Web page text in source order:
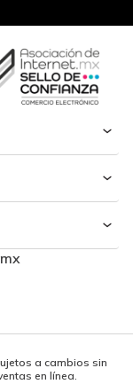
a cambios sin
en línea.